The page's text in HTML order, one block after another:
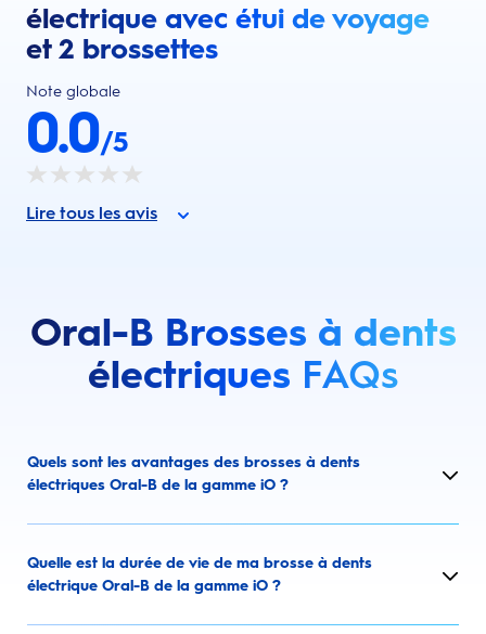
électrique avec étui de voyage
et 2 brossettes
Note globale
0.0/5
Lire tous les avis
Oral-B Brosses à dents
électriques FAQs
Quels sont les avantages des brosses à dents
électriques Oral-B de la gamme iO ?
Quelle est la durée de vie de ma brosse à dents
électrique Oral-B de la gamme iO ?